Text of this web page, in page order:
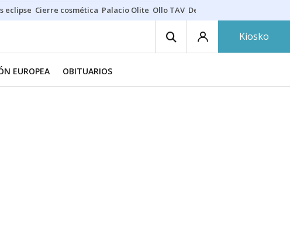
eclipse Cierre cosmética Palacio Olite Ollo TAV Derrama vecinos
Kiosko
EUROPEA OBITUARIOS